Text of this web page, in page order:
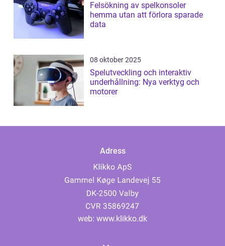
Felsökning av spelkonsoler
hemma utan att förlora sparade
data
08 oktober 2025
Spelutveckling och interaktiv
underhållning: Nya verktyg och
motorer
Adress
web: www.klikko.dk